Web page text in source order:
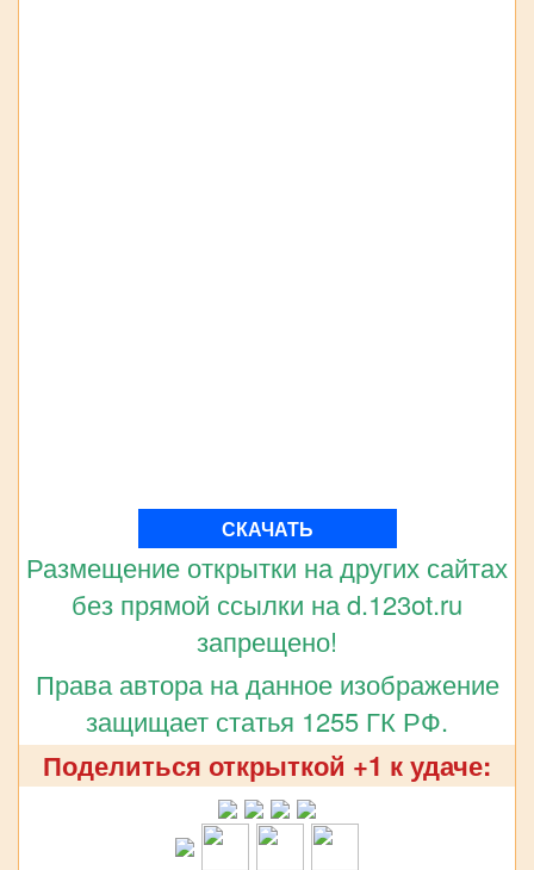
СКАЧАТЬ
Размещение открытки на других сайтах
без прямой ссылки на d.123ot.ru
запрещено!
Права автора на данное изображение
защищает статья 1255 ГК РФ.
Поделиться открыткой +1 к удаче: